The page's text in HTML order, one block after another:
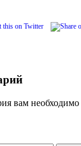
вам необходимо